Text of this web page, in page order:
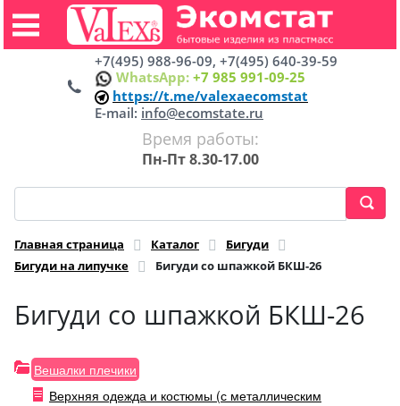
+7(495) 988-96-09, +7(495) 640-39-59
WhatsApp: +7 985 991-09-25
https://t.me/valexaecomstat
E-mail: info@ecomstate.ru
Время работы:
Пн-Пт 8.30-17.00
Главная страница Каталог
Бигуди
Бигуди на липучке
Бигуди со шпажкой БКШ-26
Бигуди со шпажкой БКШ-26
Вешалки плечики
Верхняя одежда и костюмы (с металлическим